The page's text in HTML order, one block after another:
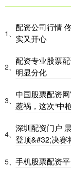
1、
配资公司行情
实又开心
2、
配资专业股票
明显分化
3、
中国股票配资
惹祸，这次“中
4、
深圳配资门户
登顶&#32;决赛
5、 手机股票配资